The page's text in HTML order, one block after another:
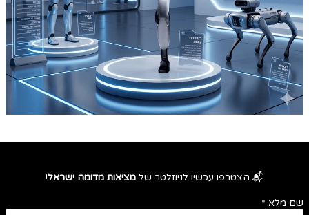
📬 הצטרפו עכשיו לניוזלטר של מציאות מדומה ישראל!
שם מלא *